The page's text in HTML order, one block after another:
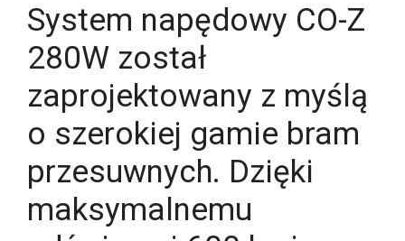
System napędowy CO-Z
280W został
zaprojektowany z myślą
o szerokiej gamie bram
przesuwnych. Dzięki
maksymalnemu